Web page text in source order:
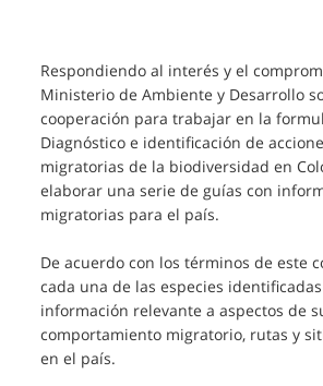
Respondiendo al interés y el
Ministerio de Ambiente y Desarrollo
cooperación para trabajar en la
Diagnóstico e identificación de
migratorias de la biodiversidad en
elaborar una serie de guías con
migratorias para el país.
De acuerdo con los términos de este
cada una de las especies
información relevante a aspectos de
comportamiento migratorio, rutas y
en el país.